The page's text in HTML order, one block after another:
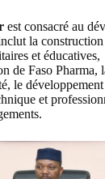
est consacré au
la
et éducatives,
de Faso Pharma,
le
et